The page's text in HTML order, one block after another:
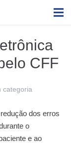
CFF
categoria
dos erros
o
e ao